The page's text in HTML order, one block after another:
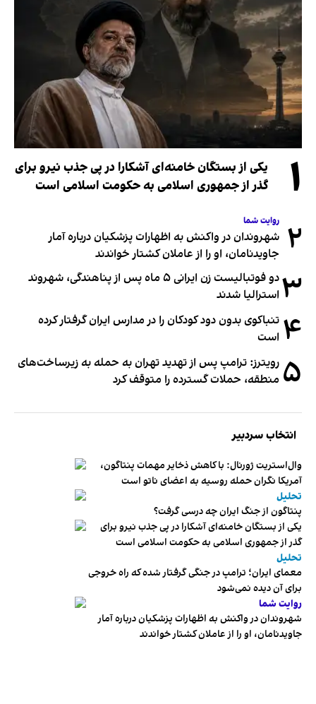
۱
یکی از بستگان خامنه‌ای آشکارا در پی جذب نیرو برای
گذر از جمهوری اسلامی به حکومت اسلامی است
۲ روایت شما
شهروندان در واکنش به اظهارات پزشکیان درباره آمار
جاویدنامان، او را از عاملان کشتار خواندند
۳
دو فوتبالیست زن ایرانی ۵ ماه پس از پناهندگی، شهروند
استرالیا شدند
۴ تنباکوی بدون دود کودکان را در مدارس ایران گرفتار کرده
است
۵ رویترز: ترامپ پس از تهدید تهران به حمله به زیرساخت‌های
منطقه، حملات گسترده را متوقف کرد
انتخاب سردبیر
وال‌استریت ژورنال: با کاهش ذخایر مهمات پنتاگون،
آمریکا نگران حمله روسیه به اعضای ناتو‌ است
تحلیل
پنتاگون از جنگ ایران چه درسی گرفت؟
یکی از بستگان خامنه‌ای آشکارا در پی جذب نیرو برای
گذر از جمهوری اسلامی به حکومت اسلامی است
تحلیل
معمای ایران؛ ترامپ در جنگی گرفتار شده که راه خروجی
برای آن دیده نمی‌شود
روایت شما
شهروندان در واکنش به اظهارات پزشکیان درباره آمار
جاویدنامان، او را از عاملان کشتار خواندند